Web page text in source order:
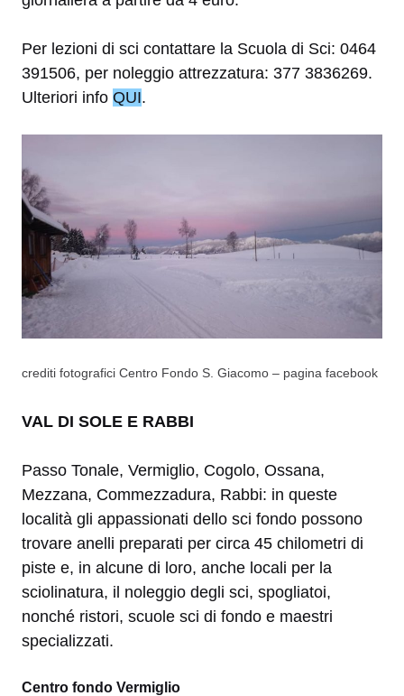
Per lezioni di sci contattare la Scuola di Sci: 0464
391506, per noleggio attrezzatura: 377 3836269.
Ulteriori info QUI.
crediti fotografici Centro Fondo S. Giacomo – pagina facebook
VAL DI SOLE E RABBI
Passo Tonale, Vermiglio, Cogolo, Ossana,
Mezzana, Commezzadura, Rabbi: in queste
località gli appassionati dello sci fondo possono
trovare anelli preparati per circa 45 chilometri di
piste e, in alcune di loro, anche locali per la
sciolinatura, il noleggio degli sci, spogliatoi,
nonché ristori, scuole sci di fondo e maestri
specializzati.
Centro fondo Vermiglio